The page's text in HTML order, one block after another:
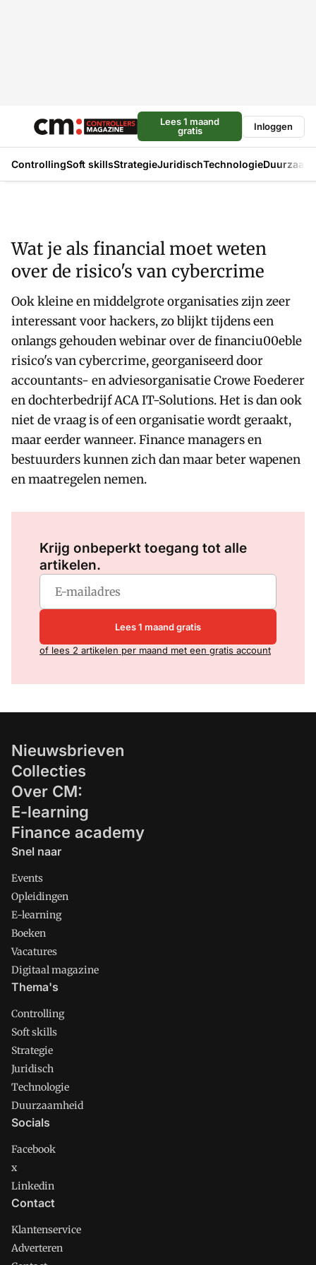
Lees 1 maand
gratis
Inloggen
ControllingSoft skillsStrategieJuridischTechnologie
Wat je als financial moet weten
over de risico's van cybercrime
Ook kleine en middelgrote organisaties zijn zeer
interessant voor hackers, zo blijkt tijdens een
onlangs gehouden webinar over de financiu00eble
risico's van cybercrime, georganiseerd door
accountants- en adviesorganisatie Crowe Foederer
en dochterbedrijf ACA IT-Solutions. Het is dan ook
niet de vraag is of een organisatie wordt geraakt,
maar eerder wanneer. Finance managers en
bestuurders kunnen zich dan maar beter wapenen
en maatregelen nemen.
Krijg onbeperkt toegang tot alle
artikelen.
Lees 1 maand gratis
of lees 2 artikelen per maand met een gratis account
Nieuwsbrieven
Collecties
Over CM:
E-learning
Finance academy
Snel naar
Events
Opleidingen
E-learning
Boeken
Vacatures
Digitaal magazine
Thema's
Controlling
Soft skills
Strategie
Juridisch
Technologie
Duurzaamheid
Socials
Facebook
x
Linkedin
Contact
Klantenservice
Adverteren